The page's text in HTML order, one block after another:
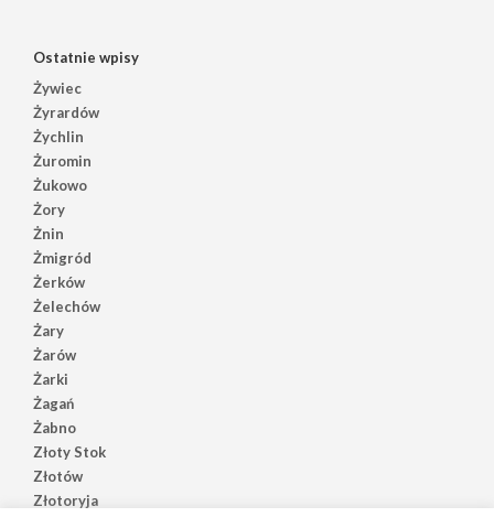
Ostatnie wpisy
Żywiec
Żyrardów
Żychlin
Żuromin
Żukowo
Żory
Żnin
Żmigród
Żerków
Żelechów
Żary
Żarów
Żarki
Żagań
Żabno
Złoty Stok
Złotów
Złotoryja